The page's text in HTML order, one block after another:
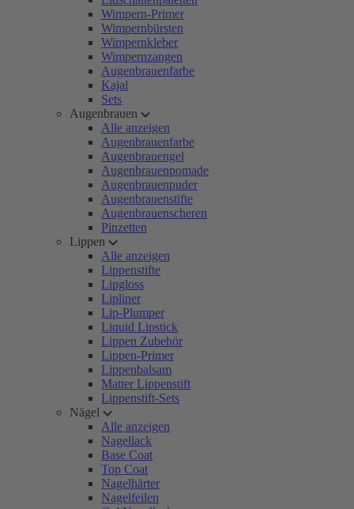
Wimpern-Primer
Wimpernbürsten
Wimpernkleber
Wimpernzangen
Augenbrauenfarbe
Kajal
Sets
Augenbrauen
Alle anzeigen
Augenbrauenfarbe
Augenbrauengel
Augenbrauenpomade
Augenbrauenpuder
Augenbrauenstifte
Augenbrauenscheren
Pinzetten
Lippen
Alle anzeigen
Lippenstifte
Lipgloss
Lipliner
Lip-Plumper
Liquid Lipstick
Lippen Zubehör
Lippen-Primer
Lippenbalsam
Matter Lippenstift
Lippenstift-Sets
Nägel
Alle anzeigen
Nagellack
Base Coat
Top Coat
Nagelhärter
Nagelfeilen